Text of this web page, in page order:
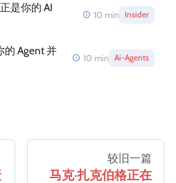
是你的 AI
10 min Insider
的 Agent 并
10 min Ai-Agents
较旧一篇
马克·扎克伯格正在